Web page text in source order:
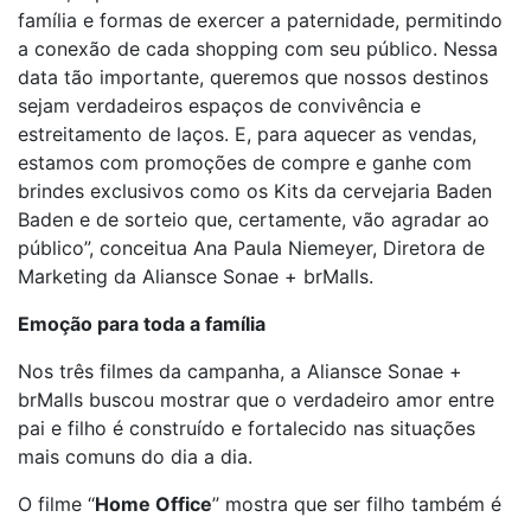
família e formas de exercer a paternidade, permitindo
a conexão de cada shopping com seu público. Nessa
data tão importante, queremos que nossos destinos
sejam verdadeiros espaços de convivência e
estreitamento de laços. E, para aquecer as vendas,
estamos com promoções de compre e ganhe com
brindes exclusivos como os Kits da cervejaria Baden
Baden e de sorteio que, certamente, vão agradar ao
público”, conceitua Ana Paula Niemeyer, Diretora de
Marketing da Aliansce Sonae + brMalls.
Emoção para toda a família
Nos três filmes da campanha, a Aliansce Sonae +
brMalls buscou mostrar que o verdadeiro amor entre
pai e filho é construído e fortalecido nas situações
mais comuns do dia a dia.
O filme ‘‘Home Office’’ mostra que ser filho também é